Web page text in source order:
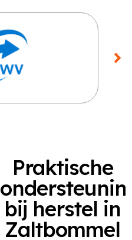
Praktische
bij herstel in
Zaltbommel